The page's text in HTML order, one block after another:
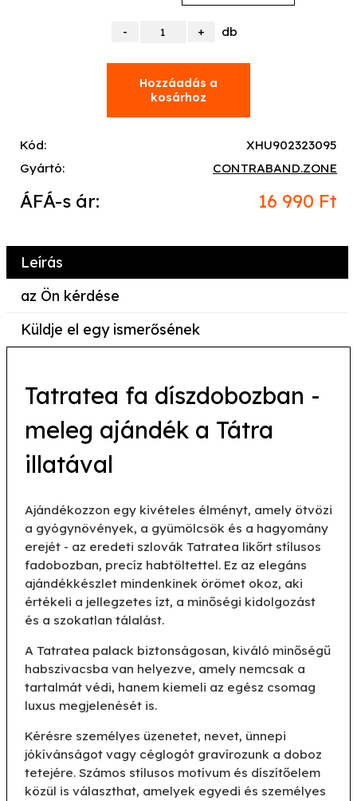
db
Kód:
XHU902323095
Gyártó:
CONTRABAND.ZONE
ÁFÁ-s ár: 16 990 Ft
Leírás
az Ön kérdése
Küldje el egy ismerősének
Tatratea fa díszdobozban -
meleg ajándék a Tátra
illatával
Ajándékozzon egy kivételes élményt, amely ötvözi
a gyógynövények, a gyümölcsök és a hagyomány
erejét - az eredeti szlovák Tatratea likőrt stílusos
fadobozban, precíz habtöltettel. Ez az elegáns
ajándékkészlet mindenkinek örömet okoz, aki
értékeli a jellegzetes ízt, a minőségi kidolgozást
és a szokatlan tálalást.
A Tatratea palack biztonságosan, kiváló minőségű
habszivacsba van helyezve, amely nemcsak a
tartalmát védi, hanem kiemeli az egész csomag
luxus megjelenését is.
Kérésre személyes üzenetet, nevet, ünnepi
jókívánságot vagy céglogót gravírozunk a doboz
tetejére. Számos stílusos motívum és díszítőelem
közül is választhat, amelyek egyedi és személyes